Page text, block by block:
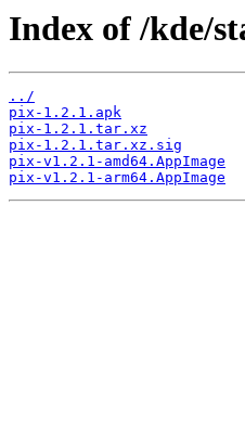
Index of /kde/
../
pix-1.2.1.apk
pix-1.2.1.tar.xz
pix-1.2.1.tar.xz.sig
pix-v1.2.1-amd64.AppImage
pix-v1.2.1-arm64.AppImage